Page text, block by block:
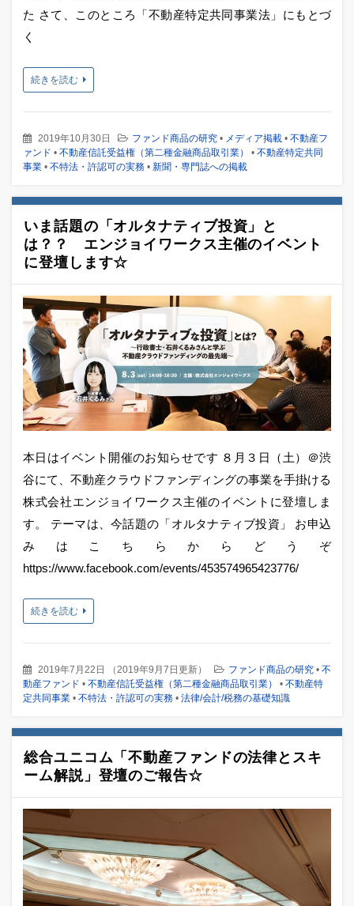
た さて、このところ「不動産特定共同事業法」にもとづ
く
続きを読む
2019年10月30日 ファンド商品の研究 • メディア掲載 • 不動産フ
ァンド • 不動産信託受益権（第二種金融商品取引業） • 不動産特定共同
事業 • 不特法・許認可の実務 • 新聞・専門誌への掲載
いま話題の「オルタナティブ投資」と
は？？ エンジョイワークス主催のイベント
に登壇します☆
本日はイベント開催のお知らせです ８月３日（土）＠渋
谷にて、不動産クラウドファンディングの事業を手掛ける
株式会社エンジョイワークス主催のイベントに登壇しま
す。 テーマは、今話題の「オルタナティブ投資」 お申込
みはこちらからどうぞ
https://www.facebook.com/events/453574965423776/
続きを読む
2019年7月22日 （2019年9月7日更新） ファンド商品の研究 • 不
動産ファンド • 不動産信託受益権（第二種金融商品取引業） • 不動産特
定共同事業 • 不特法・許認可の実務 • 法律/会計/税務の基礎知識
総合ユニコム「不動産ファンドの法律とスキ
ーム解説」登壇のご報告☆